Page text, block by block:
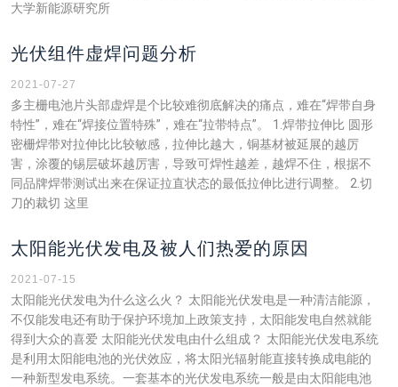
大学新能源研究所
光伏组件虚焊问题分析
2021-07-27
多主栅电池片头部虚焊是个比较难彻底解决的痛点，难在“焊带自身
特性”，难在“焊接位置特殊”，难在“拉带特点”。 1.焊带拉伸比 圆形
密栅焊带对拉伸比比较敏感，拉伸比越大，铜基材被延展的越厉
害，涂覆的锡层破坏越厉害，导致可焊性越差，越焊不住，根据不
同品牌焊带测试出来在保证拉直状态的最低拉伸比进行调整。 2.切
刀的裁切 这里
太阳能光伏发电及被人们热爱的原因
2021-07-15
太阳能光伏发电为什么这么火？ 太阳能光伏发电是一种清洁能源，
不仅能发电还有助于保护环境加上政策支持，太阳能发电自然就能
得到大众的喜爱 太阳能光伏发电由什么组成？ 太阳能光伏发电系统
是利用太阳能电池的光伏效应，将太阳光辐射能直接转换成电能的
一种新型发电系统。一套基本的光伏发电系统一般是由太阳能电池